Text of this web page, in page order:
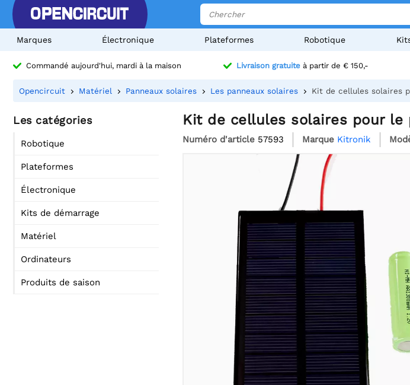
Marques Électronique Plateformes Robotique
Commandé aujourd'hui, mardi à la maison Livraison gratuite à partir de € 150,-
Opencircuit Matériel Panneaux solaires Les panneaux solaires Kit de cellules solaires
Les catégories
Robotique
Plateformes
Électronique
Kits de démarrage
Matériel
Ordinateurs
Produits de saison
Kit de cellules solaires pour
Numéro d'article 57593 Marque Kitronik